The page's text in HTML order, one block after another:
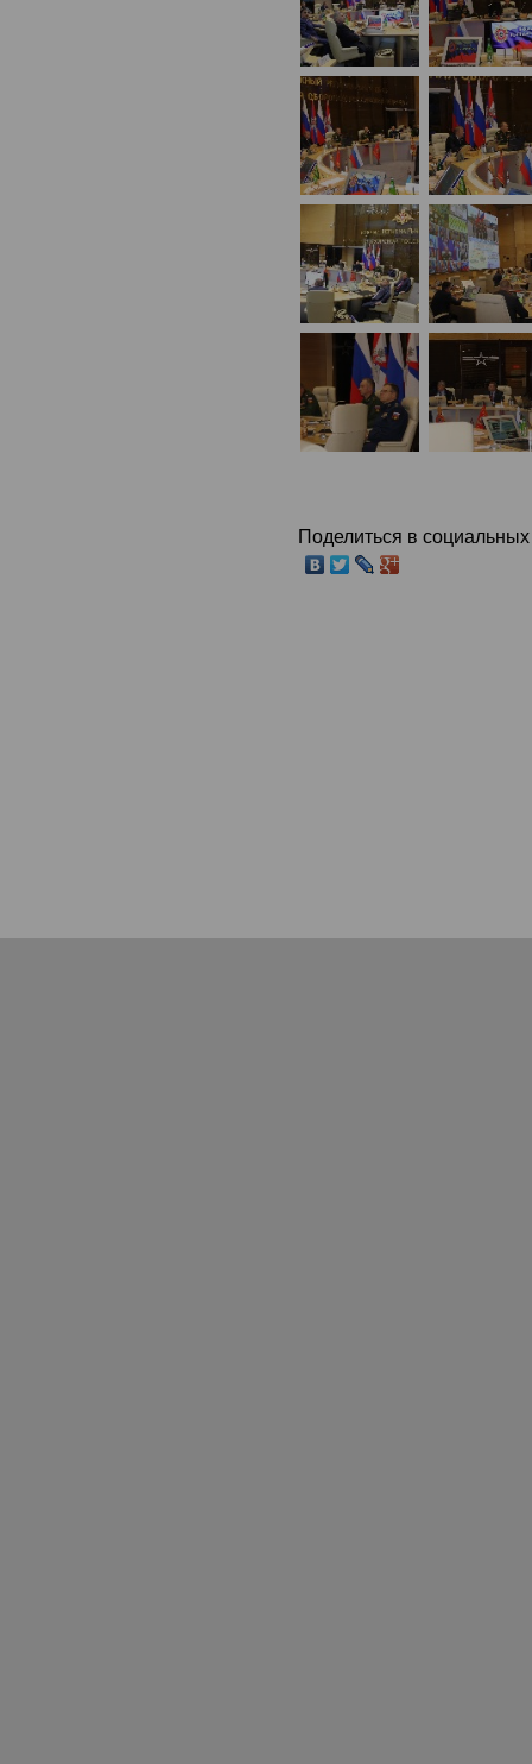
Поделиться в социальных